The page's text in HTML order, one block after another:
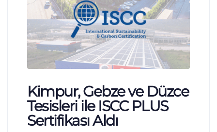
Kimpur, Gebze ve Düzce
Tesisleri ile ISCC PLUS
Sertifikası Aldı